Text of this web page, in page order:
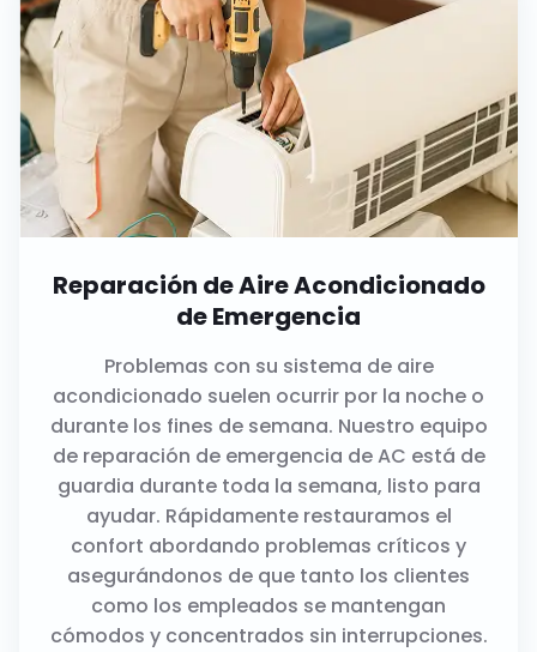
Reparación de Aire Acondicionado
de Emergencia
Problemas con su sistema de aire
acondicionado suelen ocurrir por la noche o
durante los fines de semana. Nuestro equipo
de reparación de emergencia de AC está de
guardia durante toda la semana, listo para
ayudar. Rápidamente restauramos el
confort abordando problemas críticos y
asegurándonos de que tanto los clientes
como los empleados se mantengan
cómodos y concentrados sin interrupciones.